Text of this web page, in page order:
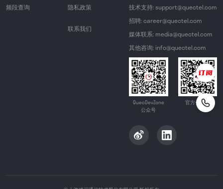
频段查询
隐私政策
联系我们
技术支持: support@quectel.com
招聘: career@quectel.com
媒体联系: media@quectel.com
其他咨询: info@quectel.com
QuecDevZone
公众号
官方公众号